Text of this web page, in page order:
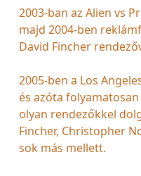
2003-ban az Alien vs
majd 2004-ben
David Fincher
2005-ben a Los
és azóta
olyan rendezőkkel
Fincher, Christopher
sok más mellett.